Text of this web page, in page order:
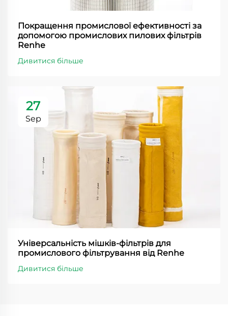
Покращення промислової ефективності за
допомогою промислових пилових фільтрів
Renhe
Дивитися більше
27
Sep
Універсальність мішків-фільтрів для
промислового фільтрування від Renhe
Дивитися більше